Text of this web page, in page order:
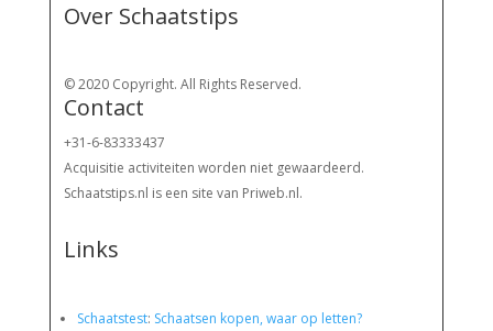
Over Schaatstips
© 2020 Copyright. All Rights Reserved.
Contact
+31-6-83333437
Acquisitie activiteiten worden niet gewaardeerd.
Schaatstips.nl is een site van Priweb.nl.
Links
Schaatstest: Schaatsen kopen, waar op letten?